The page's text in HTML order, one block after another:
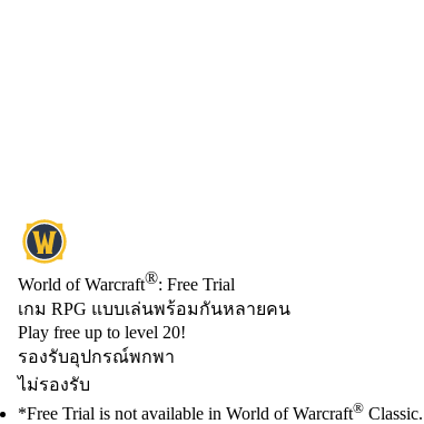
World of Warcraft®: Free Trial
เกม RPG แบบเล่นพร้อมกันหลายคน
Product Notification
Play free up to level 20!
Available actions
รองรับอุปกรณ์พกพา
ไม่รองรับ
*Free Trial is not available in World of Warcraft® Classic.